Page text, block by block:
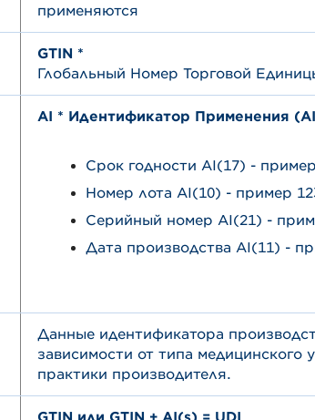
применяются
GTIN *
Глобальный Номер Торговой
AI * Идентификатор Применения
Срок годности AI(17) -
Номер лота AI(10) - пример
Серийный номер AI(21) -
Дата производства AI(11) -
Данные идентификатора
зависимости от типа медицинского
практики производителя.